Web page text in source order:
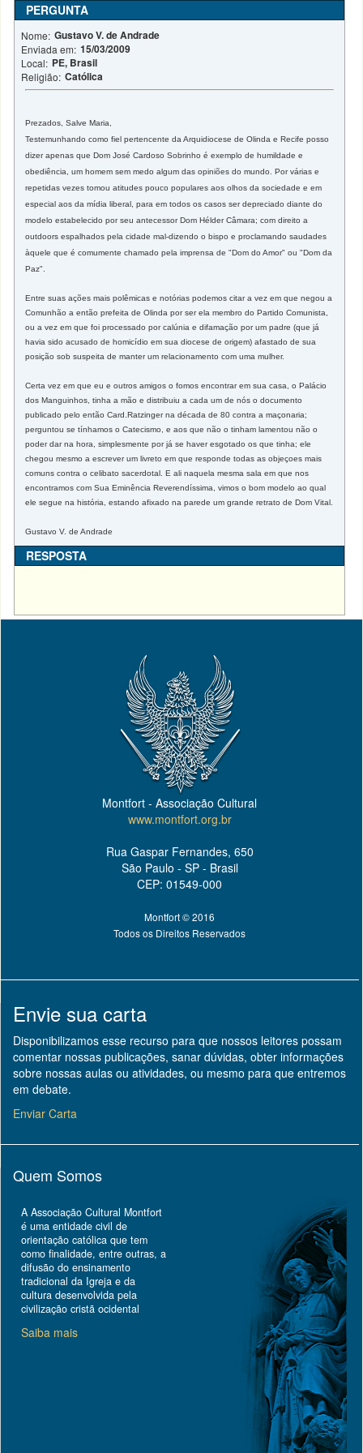
PERGUNTA
Nome: Gustavo V. de Andrade
Enviada em: 15/03/2009
Local: PE, Brasil
Religião: Católica
Prezados, Salve Maria,
Testemunhando como fiel pertencente da Arquidiocese de Olinda e Recife posso
dizer apenas que Dom José Cardoso Sobrinho é exemplo de humildade e
obediência, um homem sem medo algum das opiniões do mundo. Por várias e
repetidas vezes tomou atitudes pouco populares aos olhos da sociedade e em
especial aos da mídia liberal, para em todos os casos ser depreciado diante do
modelo estabelecido por seu antecessor Dom Hélder Câmara; com direito a
outdoors espalhados pela cidade mal-dizendo o bispo e proclamando saudades
àquele que é comumente chamado pela imprensa de "Dom do Amor" ou "Dom da
Paz".
Entre suas ações mais polêmicas e notórias podemos citar a vez em que negou a
Comunhão a então prefeita de Olinda por ser ela membro do Partido Comunista,
ou a vez em que foi processado por calúnia e difamação por um padre (que já
havia sido acusado de homicídio em sua diocese de origem) afastado de sua
posição sob suspeita de manter um relacionamento com uma mulher.
Certa vez em que eu e outros amigos o fomos encontrar em sua casa, o Palácio
dos Manguinhos, tinha a mão e distribuiu a cada um de nós o documento
publicado pelo então Card.Ratzinger na década de 80 contra a maçonaria;
perguntou se tínhamos o Catecismo, e aos que não o tinham lamentou não o
poder dar na hora, simplesmente por já se haver esgotado os que tinha; ele
chegou mesmo a escrever um livreto em que responde todas as objeçoes mais
comuns contra o celibato sacerdotal. E ali naquela mesma sala em que nos
encontramos com Sua Eminência Reverendíssima, vimos o bom modelo ao qual
ele segue na história, estando afixado na parede um grande retrato de Dom Vital.
Gustavo V. de Andrade
RESPOSTA
Montfort - Associação Cultural
www.montfort.org.br
Rua Gaspar Fernandes, 650
São Paulo - SP - Brasil
CEP: 01549-000
Montfort © 2016
Todos os Direitos Reservados
Envie sua carta
Disponibilizamos esse recurso para que nossos leitores possam
comentar nossas publicações, sanar dúvidas, obter informações
sobre nossas aulas ou atividades, ou mesmo para que entremos
em debate.
Enviar Carta
Quem Somos
A Associação Cultural Montfort
é uma entidade civil de
orientação católica que tem
como finalidade, entre outras, a
difusão do ensinamento
tradicional da Igreja e da
cultura desenvolvida pela
civilização cristã ocidental
Saiba mais